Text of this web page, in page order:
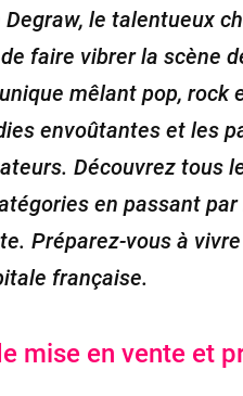
Degraw, le talentueux
faire vibrer la scène
mêlant pop, rock
envoûtantes et les
Découvrez tous
en passant
Préparez-vous à
française.
mise en vente et